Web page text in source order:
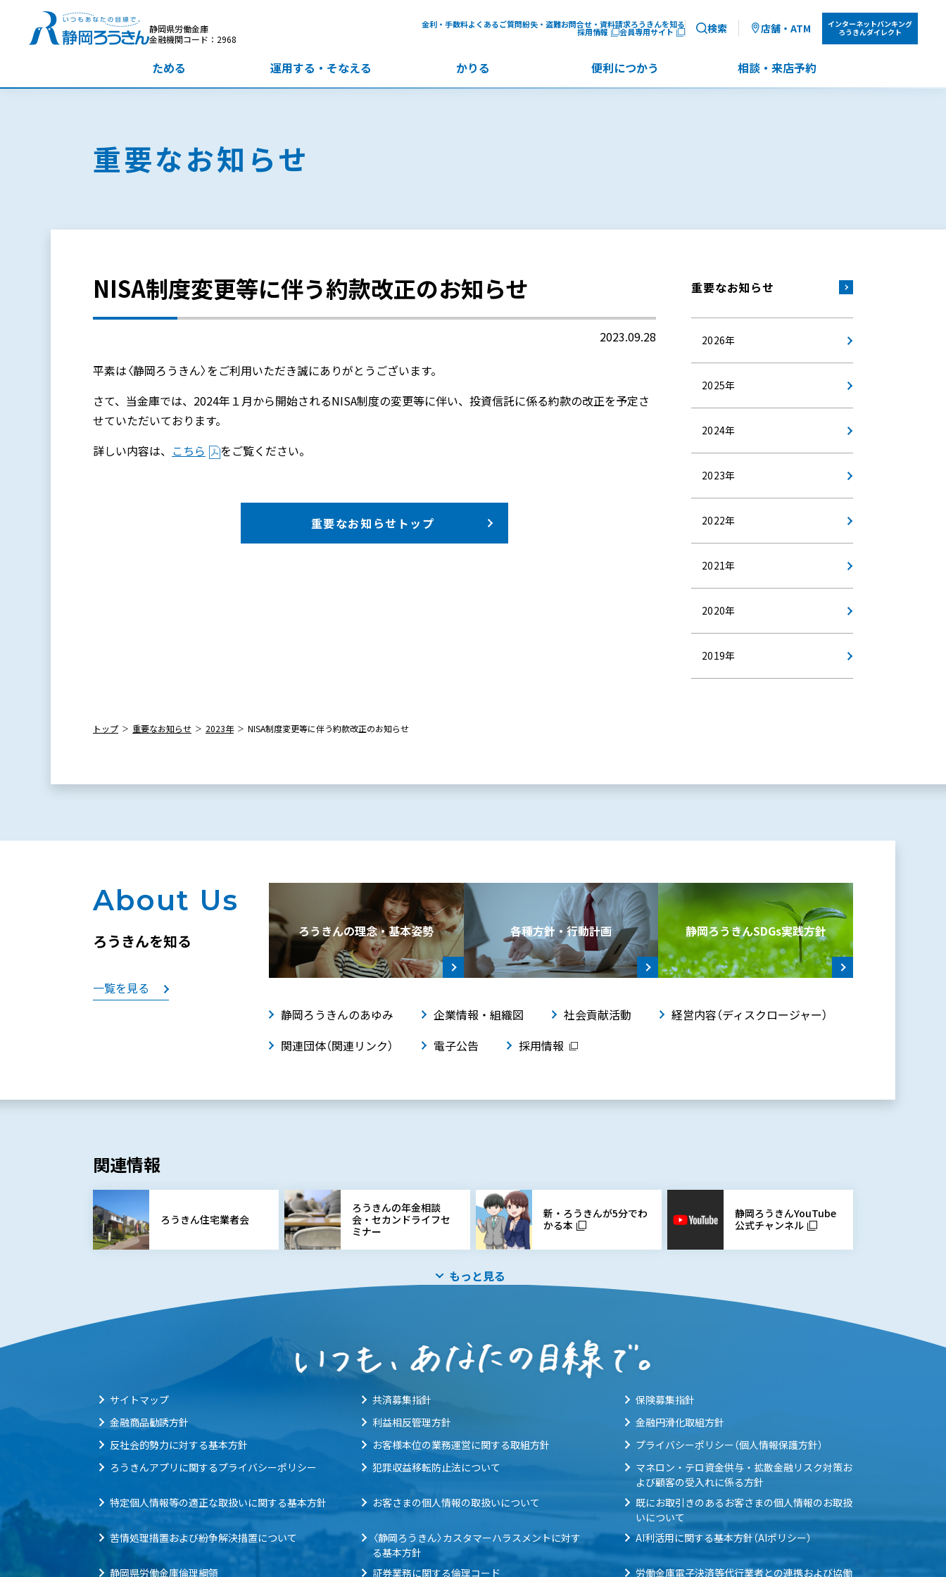
静岡県労働金庫
金融機関コード：2968
金利・手数料よくあるご質問紛失・盗難お問合せ・資料請求ろうきんを知る
採用情報 会員専用サイト 検索 店舗・ATM インターネットバンキング
ろうきんダイレクト
ためる 運用する ・ そなえる かりる 便利につかう 相談・来店予約
重要なお知らせ
NISA制度変更等に伴う約款改正のお知らせ
2023.09.28
平素は〈静岡ろうきん〉をご利用いただき誠にありがとうございます。
さて、当金庫では、2024年１月から開始されるNISA制度の変更等に伴い、投資信託に係る約款の改正を予定さ
せていただいております。
詳しい内容は、 こちら をご覧ください。
重要なお知らせトップ
重要なお知らせ
2026年
2025年
2024年
2023年
2022年
2021年
2020年
2019年
トップ 重要なお知らせ 2023年 NISA制度変更等に伴う約款改正のお知らせ
About Us
ろうきんを知る
一覧を見る
ろうきんの理念・基本姿勢 各種方針・行動計画 静岡ろうきんSDGs実践方針
静岡ろうきんのあゆみ 企業情報・組織図 社会貢献活動
経営内容（ディスクロージャー）
関連団体（関連リンク）
電子公告 採用情報
関連情報
ろうきん住宅業者会
ろうきんの年金相談
会・セカンドライフセ
ミナー
新・ろうきんが5分でわ
かる本
静岡ろうきんYouTube
公式チャンネル
もっと見る
サイトマップ 共済募集指針
保険募集指針
金融商品勧誘方針
利益相反管理方針
金融円滑化取組方針
反社会的勢力に対する基本方針
お客様本位の業務運営に関する取組方針
プライバシーポリシー（個人情報保護方針）
ろうきんアプリに関するプライバシーポリシー
犯罪収益移転防止法について
マネロン・テロ資金供与・拡散金融リスク対策お
よび顧客の受入れに係る方針
特定個人情報等の適正な取扱いに関する基本方針
お客さまの個人情報の取扱いについて
既にお取引きのあるお客さまの個人情報のお取扱
いについて
苦情処理措置および紛争解決措置について
〈静岡ろうきん〉カスタマーハラスメントに対す
る基本方針
AI利活用に関する基本方針（AIポリシー）
静岡県労働金庫倫理綱領 証券業務に関する倫理コード 労働金庫電子決済等代行業者との連携および協働